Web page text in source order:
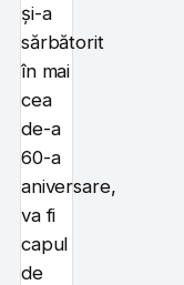
și-a
sărbătorit
în mai
cea
de-a
60-a
aniversare,
va fi
capul
de